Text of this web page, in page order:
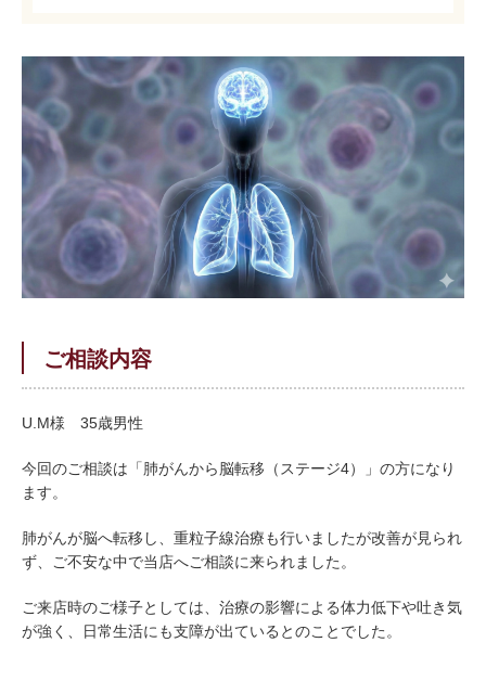
ご相談内容
U.M様 35歳男性
今回のご相談は「肺がんから脳転移（ステージ4）」の方になり
ます。
肺がんが脳へ転移し、重粒子線治療も行いましたが改善が見られ
ず、ご不安な中で当店へご相談に来られました。
ご来店時のご様子としては、治療の影響による体力低下や吐き気
が強く、日常生活にも支障が出ているとのことでした。